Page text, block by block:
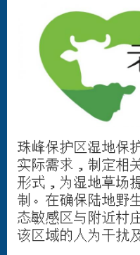
珠峰保护区湿地保
实际需求，制定相
形式，为湿地草场
制。在确保陆地野
态敏感区与附近村
该区域的人为干扰